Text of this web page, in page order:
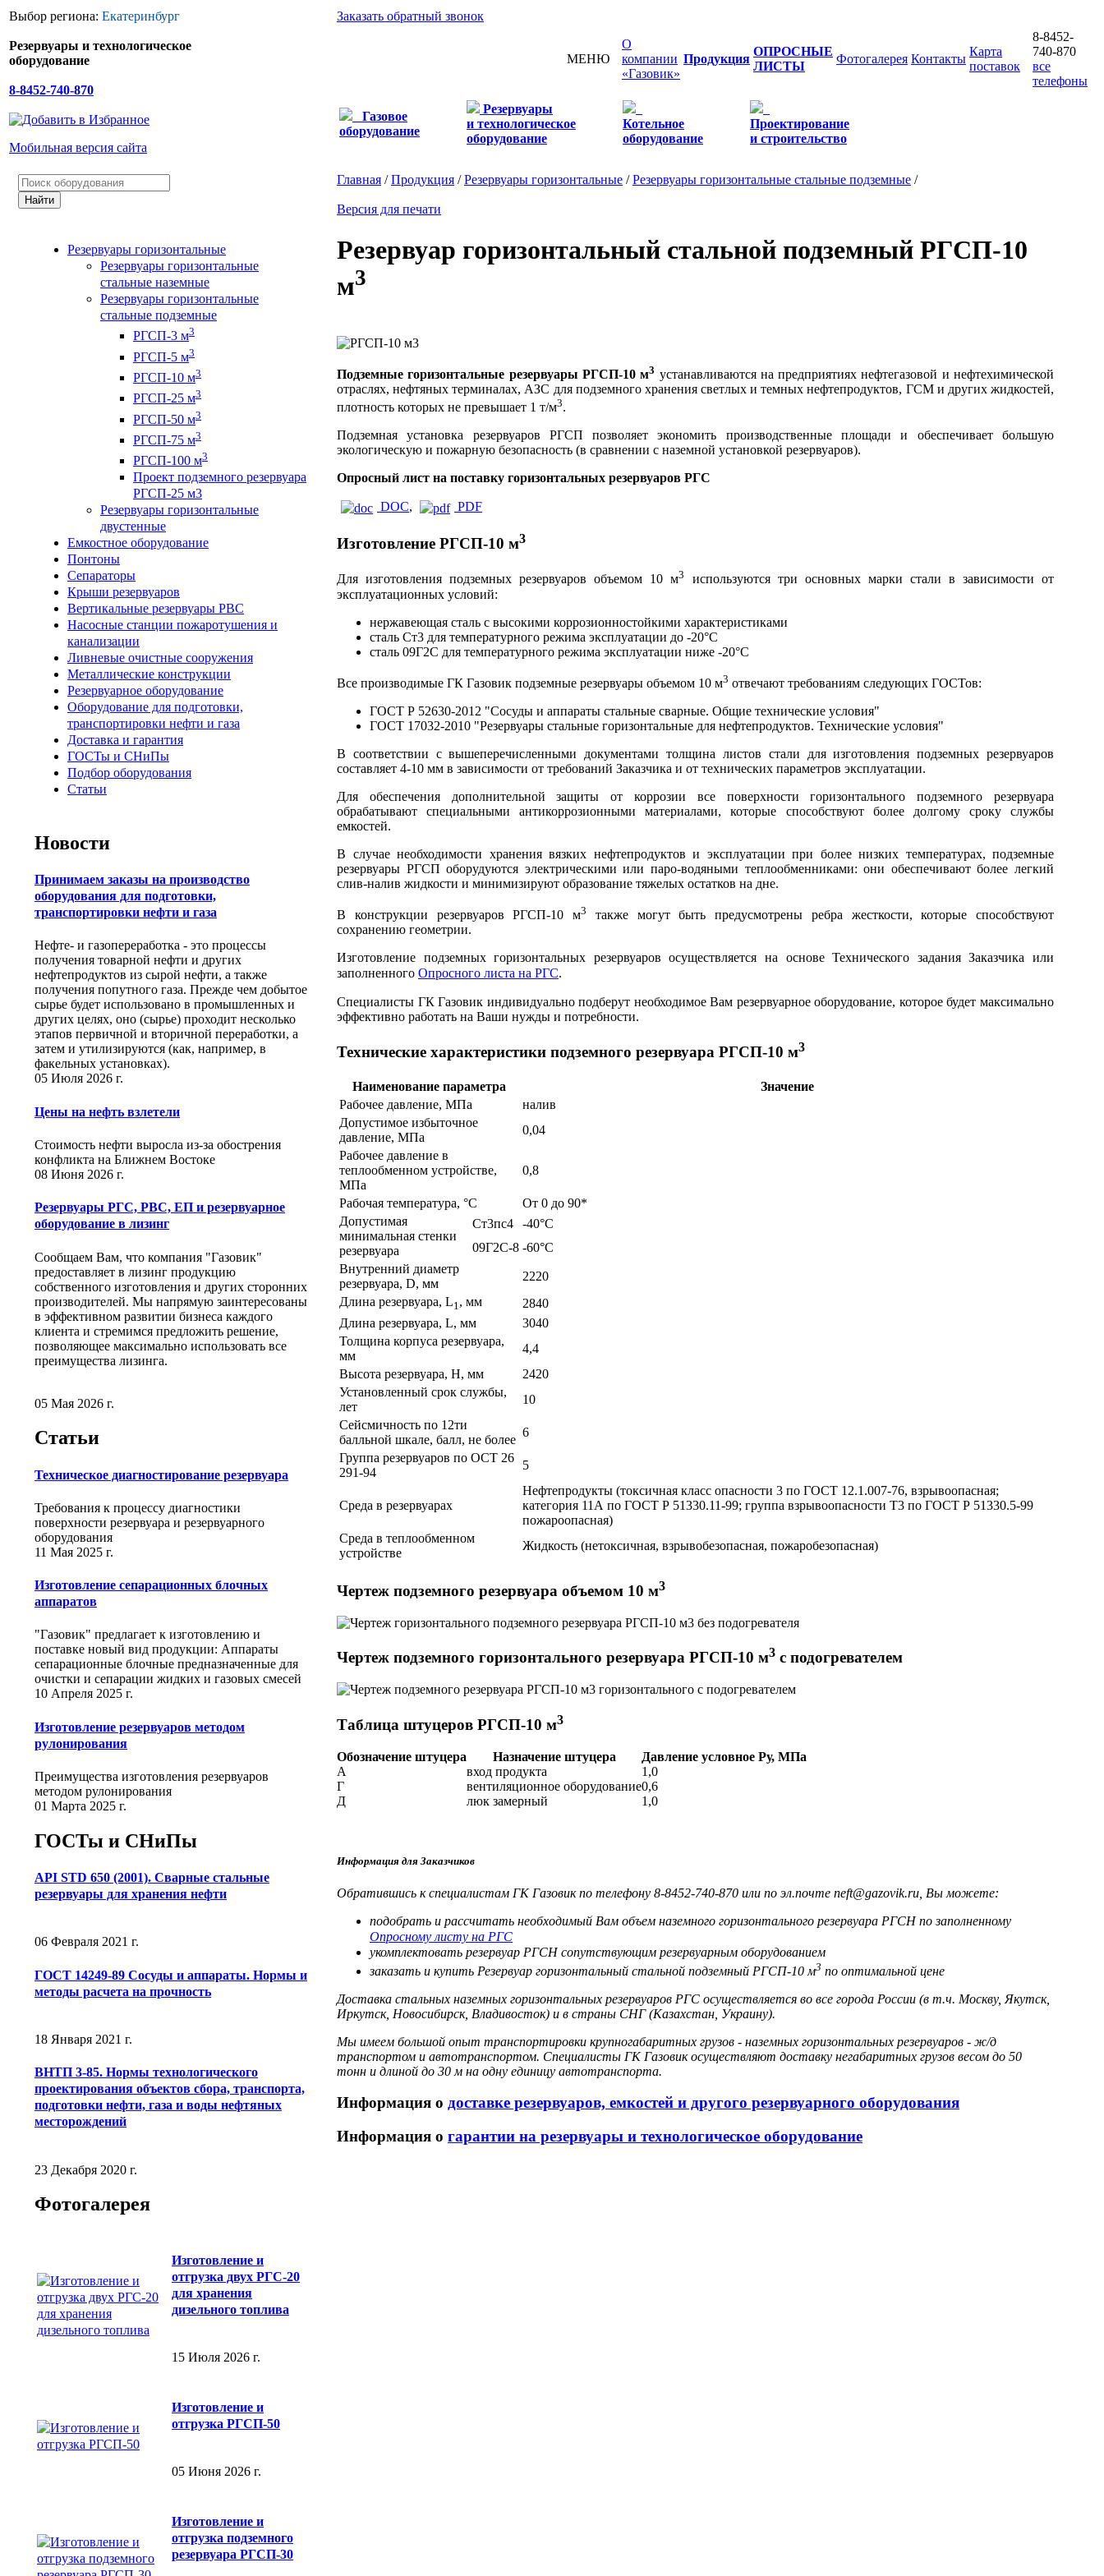
Выбор региона: Екатеринбург
Резервуары и технологическое
оборудование
8-8452-740-870
Мобильная версия сайта
Заказать обратный звонок
МЕНЮ
О
компании
«Газовик»
Продукция
ОПРОСНЫЕ
ЛИСТЫ
Фотогалерея Контакты
Карта
поставок
8-8452-
740-870
все
телефоны
Газовое
оборудование
Резервуары
и технологическое
оборудование
Котельное
оборудование
Проектирование
и строительство
Резервуары горизонтальные
Резервуары горизонтальные
стальные наземные
Резервуары горизонтальные
стальные подземные
РГСП-3 м3
РГСП-5 м3
РГСП-10 м3
РГСП-25 м3
РГСП-50 м3
РГСП-75 м3
РГСП-100 м3
Проект подземного резервуара
РГСП-25 м3
Резервуары горизонтальные
двустенные
Емкостное оборудование
Понтоны
Сепараторы
Крыши резервуаров
Вертикальные резервуары РВС
Насосные станции пожаротушения и
канализации
Ливневые очистные сооружения
Металлические конструкции
Резервуарное оборудование
Оборудование для подготовки,
транспортировки нефти и газа
Доставка и гарантия
ГОСТы и СНиПы
Подбор оборудования
Статьи
Новости
Принимаем заказы на производство
оборудования для подготовки,
транспортировки нефти и газа
Нефте- и газопереработка - это процессы
получения товарной нефти и других
нефтепродуктов из сырой нефти, а также
получения попутного газа. Прежде чем добытое
сырье будет использовано в промышленных и
других целях, оно (сырье) проходит несколько
этапов первичной и вторичной переработки, а
затем и утилизируются (как, например, в
факельных установках).
05 Июля 2026 г.
Цены на нефть взлетели
Стоимость нефти выросла из-за обострения
конфликта на Ближнем Востоке
08 Июня 2026 г.
Резервуары РГС, РВС, ЕП и резервуарное
оборудование в лизинг
Сообщаем Вам, что компания "Газовик"
предоставляет в лизинг продукцию
собственного изготовления и других сторонних
производителей. Мы напрямую заинтересованы
в эффективном развитии бизнеса каждого
клиента и стремимся предложить решение,
позволяющее максимально использовать все
преимущества лизинга.
05 Мая 2026 г.
Статьи
Техническое диагностирование резервуара
Требования к процессу диагностики
поверхности резервуара и резервуарного
оборудования
11 Мая 2025 г.
Изготовление сепарационных блочных
аппаратов
"Газовик" предлагает к изготовлению и
поставке новый вид продукции: Аппараты
сепарационные блочные предназначенные для
очистки и сепарации жидких и газовых смесей
10 Апреля 2025 г.
Изготовление резервуаров методом
рулонирования
Преимущества изготовления резервуаров
методом рулонирования
01 Марта 2025 г.
ГОСТы и СНиПы
API STD 650 (2001). Сварные стальные
резервуары для хранения нефти
06 Февраля 2021 г.
ГОСТ 14249-89 Сосуды и аппараты. Нормы и
методы расчета на прочность
18 Января 2021 г.
ВНТП 3-85. Нормы технологического
проектирования объектов сбора, транспорта,
подготовки нефти, газа и воды нефтяных
месторождений
23 Декабря 2020 г.
Фотогалерея
Изготовление и
отгрузка двух РГС-20
для хранения
дизельного топлива
15 Июля 2026 г.
Изготовление и
отгрузка РГСП-50
05 Июня 2026 г.
Изготовление и
отгрузка подземного
резервуара РГСП-30
Главная /Продукция /Резервуары горизонтальные /Резервуары горизонтальные стальные подземные /
Версия для печати
Резервуар горизонтальный стальной подземный РГСП-10
м3
Подземные горизонтальные резервуары РГСП-10 м3 устанавливаются на предприятиях нефтегазовой и нефтехимической
отраслях, нефтяных терминалах, АЗС для подземного хранения светлых и темных нефтепродуктов, ГСМ и других жидкостей,
плотность которых не превышает 1 т/м3.
Подземная установка резервуаров РГСП позволяет экономить производственные площади и обеспечивает большую
экологическую и пожарную безопасность (в сравнении с наземной установкой резервуаров).
Опросный лист на поставку горизонтальных резервуаров РГС
DOC, PDF
Изготовление РГСП-10 м3
Для изготовления подземных резервуаров объемом 10 м3
используются три основных марки стали в зависимости от
эксплуатационных условий:
нержавеющая сталь с высокими коррозионностойкими характеристиками
сталь Ст3 для температурного режима эксплуатации до -20°С
сталь 09Г2С для температурного режима эксплуатации ниже -20°С
Все производимые ГК Газовик подземные резервуары объемом 10 м3 отвечают требованиям следующих ГОСТов:
ГОСТ Р 52630-2012 "Сосуды и аппараты стальные сварные. Общие технические условия"
ГОСТ 17032-2010 "Резервуары стальные горизонтальные для нефтепродуктов. Технические условия"
В соответствии с вышеперечисленными документами толщина листов стали для изготовления подземных резервуаров
составляет 4-10 мм в зависимости от требований Заказчика и от технических параметров эксплуатации.
Для обеспечения дополнительной защиты от коррозии все поверхности горизонтального подземного резервуара
обрабатывают специальными антикоррозионными материалами, которые способствуют более долгому сроку службы
емкостей.
В случае необходимости хранения вязких нефтепродуктов и эксплуатации при более низких температурах, подземные
резервуары РГСП оборудуются электрическими или паро-водяными теплообменниками: они обеспечивают более легкий
слив-налив жидкости и минимизируют образование тяжелых остатков на дне.
В конструкции резервуаров РГСП-10 м3
также могут быть предусмотрены ребра жесткости, которые способствуют
сохранению геометрии.
Изготовление подземных горизонтальных резервуаров осуществляется на основе Технического задания Заказчика или
заполненного Опросного листа на РГС.
Специалисты ГК Газовик индивидуально подберут необходимое Вам резервуарное оборудование, которое будет максимально
эффективно работать на Ваши нужды и потребности.
Технические характеристики подземного резервуара РГСП-10 м3
Наименование параметра
Значение
Рабочее давление, МПа
налив
Допустимое избыточное
давление, МПа
0,04
Рабочее давление в
теплообменном устройстве,
МПа
0,8
Рабочая температура, °С
От 0 до 90*
Допустимая
минимальная стенки
резервуара
Ст3пс4
-40°С
09Г2С-8 -60°С
Внутренний диаметр
резервуара, D, мм
2220
Длина резервуара, L1, мм
2840
Длина резервуара, L, мм
3040
Толщина корпуса резервуара,
мм
4,4
Высота резервуара, Н, мм
2420
Установленный срок службы,
лет
10
Сейсмичность по 12ти
балльной шкале, балл, не более
6
Группа резервуаров по ОСТ 26
291-94
5
Среда в резервуарах
Нефтепродукты (токсичная класс опасности 3 по ГОСТ 12.1.007-76, взрывоопасная;
категория 11А по ГОСТ Р 51330.11-99; группа взрывоопасности Т3 по ГОСТ Р 51330.5-99
пожароопасная)
Среда в теплообменном
устройстве
Жидкость (нетоксичная, взрывобезопасная, пожаробезопасная)
Чертеж подземного резервуара объемом 10 м3
Чертеж подземного горизонтального резервуара РГСП-10 м3 с подогревателем
Таблица штуцеров РГСП-10 м3
Обозначение штуцера Назначение штуцера
Давление условное Ру, МПа
А
вход продукта
1,0
Г
вентиляционное оборудование0,6
Д
люк замерный 1,0
Информация для Заказчиков
Обратившись к специалистам ГК Газовик по телефону 8-8452-740-870 или по эл.почте neft@gazovik.ru, Вы можете:
подобрать и рассчитать необходимый Вам объем наземного горизонтального резервуара РГСН по заполненному
Опросному листу на РГС
укомплектовать резервуар РГСН сопутствующим резервуарным оборудованием
заказать и купить Резервуар горизонтальный стальной подземный РГСП-10 м3 по оптимальной цене
Доставка стальных наземных горизонтальных резервуаров РГС осуществляется во все города России (в т.ч. Москву, Якутск,
Иркутск, Новосибирск, Владивосток) и в страны СНГ (Казахстан, Украину).
Мы имеем большой опыт транспортировки крупногабаритных грузов - наземных горизонтальных резервуаров - ж/д
транспортом и автотранспортом. Специалисты ГК Газовик осуществляют доставку негабаритных грузов весом до 50
тонн и длиной до 30 м на одну единицу автотранспорта.
Информация о доставке резервуаров, емкостей и другого резервуарного оборудования
Информация о гарантии на резервуары и технологическое оборудование